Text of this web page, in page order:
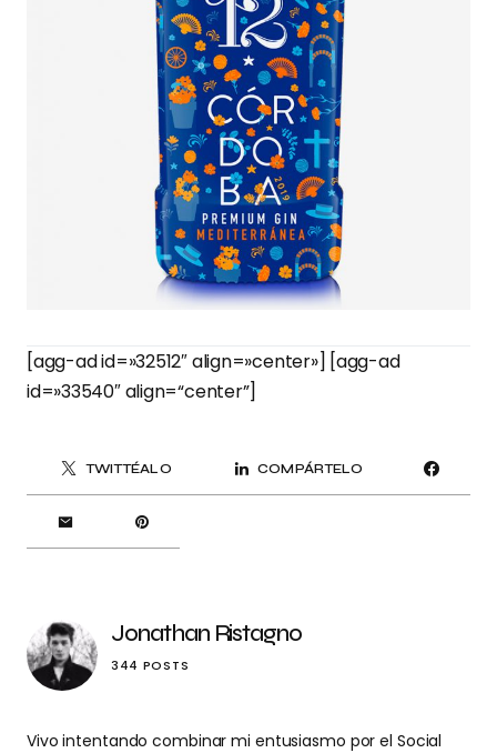
[agg-ad id=»32512″ align=»center»] [agg-ad
id=»33540″ align=“center”]
TWITTÉALO COMPÁRTELO
Jonathan Ristagno
344 POSTS
Vivo intentando combinar mi entusiasmo por el Social